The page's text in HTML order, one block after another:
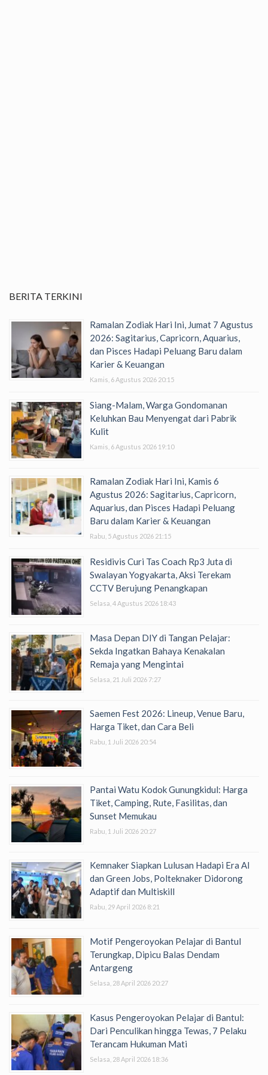
BERITA TERKINI
Ramalan Zodiak Hari Ini, Jumat 7 Agustus
2026: Sagitarius, Capricorn, Aquarius,
dan Pisces Hadapi Peluang Baru dalam
Karier & Keuangan
Kamis, 6 Agustus 2026 20:15
Siang-Malam, Warga Gondomanan
Keluhkan Bau Menyengat dari Pabrik
Kulit
Kamis, 6 Agustus 2026 19:10
Ramalan Zodiak Hari Ini, Kamis 6
Agustus 2026: Sagitarius, Capricorn,
Aquarius, dan Pisces Hadapi Peluang
Baru dalam Karier & Keuangan
Rabu, 5 Agustus 2026 21:15
Residivis Curi Tas Coach Rp3 Juta di
Swalayan Yogyakarta, Aksi Terekam
CCTV Berujung Penangkapan
Selasa, 4 Agustus 2026 18:43
Masa Depan DIY di Tangan Pelajar:
Sekda Ingatkan Bahaya Kenakalan
Remaja yang Mengintai
Selasa, 21 Juli 2026 7:27
Saemen Fest 2026: Lineup, Venue Baru,
Harga Tiket, dan Cara Beli
Rabu, 1 Juli 2026 20:54
Pantai Watu Kodok Gunungkidul: Harga
Tiket, Camping, Rute, Fasilitas, dan
Sunset Memukau
Rabu, 1 Juli 2026 20:27
Kemnaker Siapkan Lulusan Hadapi Era AI
dan Green Jobs, Polteknaker Didorong
Adaptif dan Multiskill
Rabu, 29 April 2026 8:21
Motif Pengeroyokan Pelajar di Bantul
Terungkap, Dipicu Balas Dendam
Antargeng
Selasa, 28 April 2026 20:27
Kasus Pengeroyokan Pelajar di Bantul:
Dari Penculikan hingga Tewas, 7 Pelaku
Terancam Hukuman Mati
Selasa, 28 April 2026 18:36